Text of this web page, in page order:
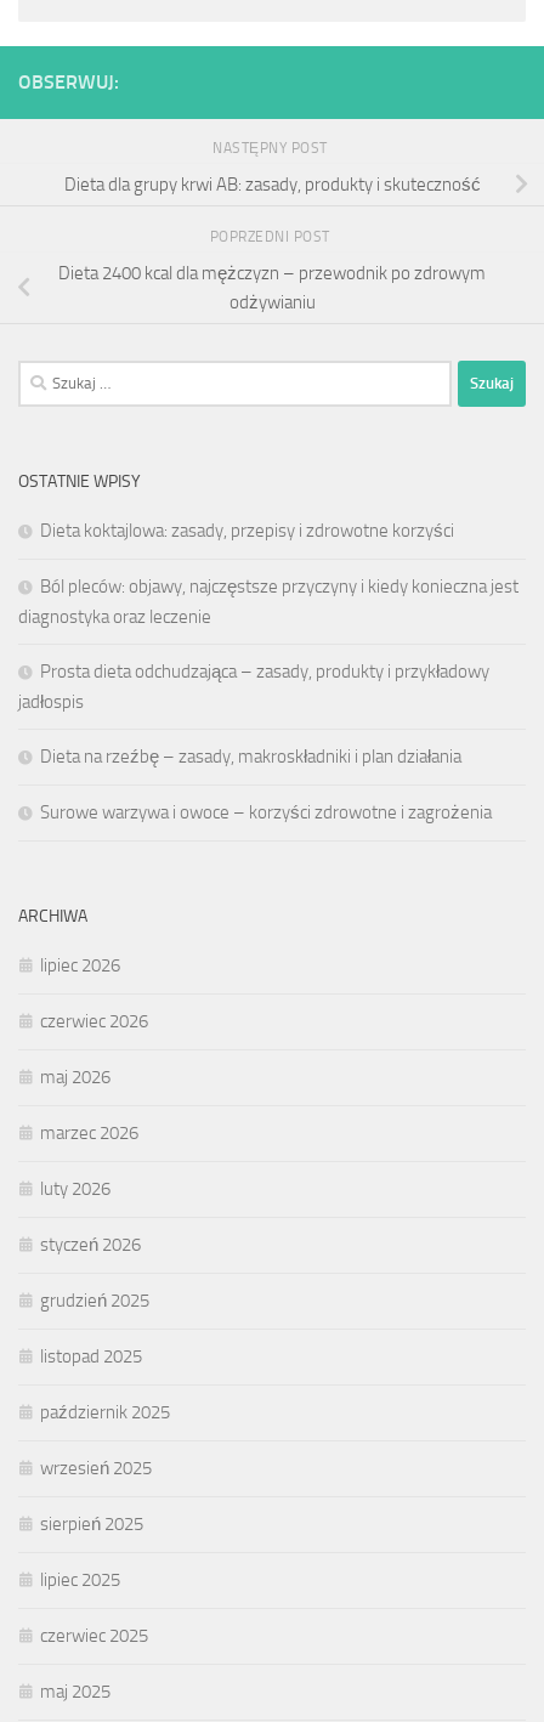
OBSERWUJ:
NASTĘPNY POST
Dieta dla grupy krwi AB: zasady, produkty i skuteczność
POPRZEDNI POST
Dieta 2400 kcal dla mężczyzn – przewodnik po zdrowym
odżywianiu
Szukaj:
OSTATNIE WPISY
Dieta koktajlowa: zasady, przepisy i zdrowotne korzyści
Ból pleców: objawy, najczęstsze przyczyny i kiedy konieczna jest
diagnostyka oraz leczenie
Prosta dieta odchudzająca – zasady, produkty i przykładowy
jadłospis
Dieta na rzeźbę – zasady, makroskładniki i plan działania
Surowe warzywa i owoce – korzyści zdrowotne i zagrożenia
ARCHIWA
lipiec 2026
czerwiec 2026
maj 2026
marzec 2026
luty 2026
styczeń 2026
grudzień 2025
listopad 2025
październik 2025
wrzesień 2025
sierpień 2025
lipiec 2025
czerwiec 2025
maj 2025